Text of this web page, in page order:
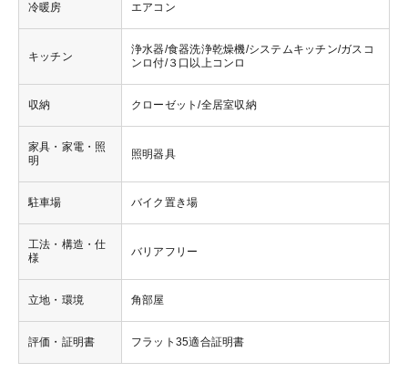
冷暖房 エアコン
キッチン
浄水器/食器洗浄乾燥機/システムキッチン/ガスコ
ンロ付/３口以上コンロ
収納 クローゼット/全居室収納
家具・家電・照
明
照明器具
駐車場 バイク置き場
工法・構造・仕
様
バリアフリー
立地・環境 角部屋
評価・証明書 フラット35適合証明書